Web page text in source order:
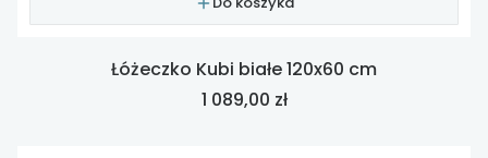
Łóżeczko Kubi białe 120x60 cm
Cena
1 089,00 zł